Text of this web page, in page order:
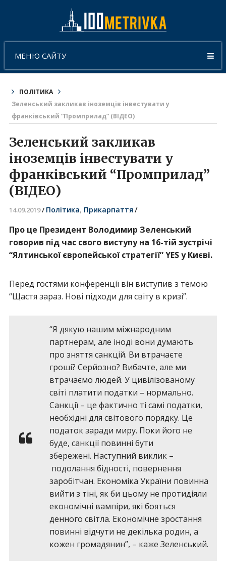
МЕНЮ САЙТУ
ПОЛІТИКА
Зеленський закликав іноземців інвестувати у
франківський “Промприлад” (ВІДЕО)
Зеленський закликав
іноземців інвестувати у
франківський “Промприлад”
(ВІДЕО)
14.09.2019/ Політика, Прикарпаття /
Про це Президент Володимир Зеленський
говорив під час свого виступу на 16-тій зустрічі
“Ялтинської європейської стратегії” YES у Києві.
Перед гостями конференції він виступив з темою
“Щастя зараз. Нові підходи для світу в кризі”.
“Я дякую нашим міжнародним
партнерам, але іноді вони думають
про зняття санкцій. Ви втрачаєте
гроші? Серйозно? Вибачте, але ми
втрачаємо людей. У цивілізованому
світі платити податки – нормально.
Санкції – це фактично ті самі податки,
необхідні для світового порядку. Це
податок заради миру. Поки його не
буде, санкції повинні бути
збережені. Наступний виклик –
подолання бідності, повернення
заробітчан. Економіка України повинна
вийти з тіні, як би цьому не протидіяли
економічні вампіри, які бояться
денного світла. Економічне зростання
повинні відчути не декілька родин, а
кожен громадянин”, – каже Зеленський.